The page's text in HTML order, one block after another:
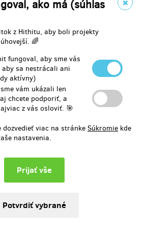
ako má (súhlas
z Hithitu, aby boli projekty
🌈
fungoval, aby sme vás
sa nestrácali ani
aktívny)
vám ukázali len
chcete podporiť, a
z vás osloviť. 🎯
dozvedieť viac na stránke Súkromie kde
nastavenia.